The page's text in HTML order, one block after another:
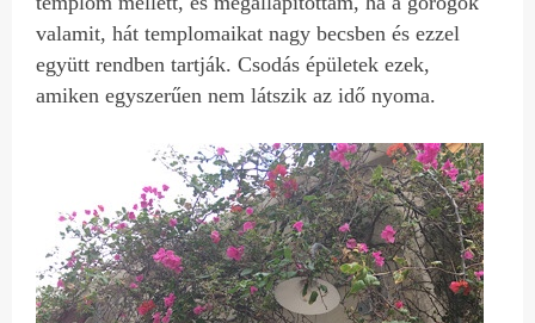
valamit, hát templomaikat nagy becsben és ezzel
együtt rendben tartják. Csodás épületek ezek,
amiken egyszerűen nem látszik az idő nyoma.